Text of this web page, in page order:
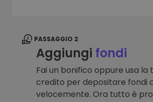
PASSAGGIO 2
Aggiungi fondi
Fai un bonifico oppure usa la
credito per depositare fondi
velocemente. Ora tutto è